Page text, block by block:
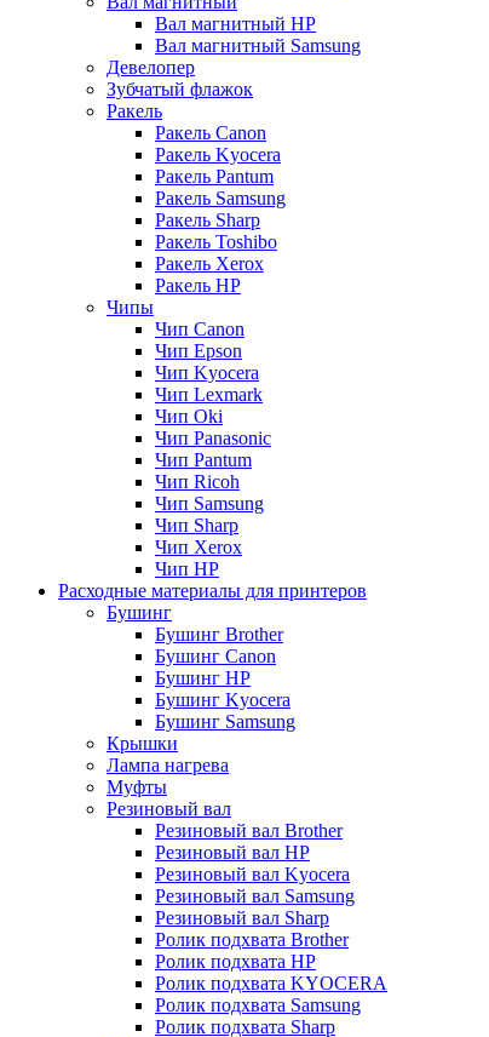
Вал магнитный HP
Вал магнитный Samsung
Девелопер
Зубчатый флажок
Ракель
Ракель Canon
Ракель Kyocera
Ракель Pantum
Ракель Samsung
Ракель Sharp
Ракель Toshibo
Ракель Xerox
Ракель НР
Чипы
Чип Canon
Чип Epson
Чип Kyocera
Чип Lexmark
Чип Oki
Чип Panasonic
Чип Pantum
Чип Ricoh
Чип Samsung
Чип Sharp
Чип Xerox
Чип НР
Расходные материалы для принтеров
Бушинг
Бушинг Brother
Бушинг Canon
Бушинг HP
Бушинг Kyocera
Бушинг Samsung
Крышки
Лампа нагрева
Муфты
Резиновый вал
Резиновый вал Brother
Резиновый вал HP
Резиновый вал Kyocera
Резиновый вал Samsung
Резиновый вал Sharp
Ролик подхвата Brother
Ролик подхвата HP
Ролик подхвата KYOCERA
Ролик подхвата Samsung
Ролик подхвата Sharp